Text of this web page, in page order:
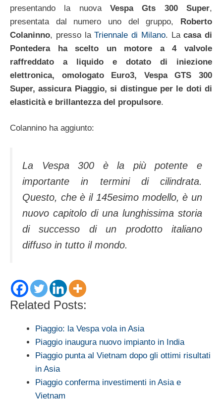
presentando la nuova Vespa Gts 300 Super,
presentata dal numero uno del gruppo, Roberto
Colaninno, presso laTriennale di Milano. Lacasa di
Pontedera ha scelto un motore a 4 valvole
raffreddato a liquido e dotato di iniezione
elettronica, omologato Euro3, Vespa GTS 300
Super, assicura Piaggio, si distingue per le doti di
elasticità e brillantezza del propulsore.
Colannino ha aggiunto:
La Vespa 300 è la più potente e
importante in termini di cilindrata.
Questo, che è il 145esimo modello, è un
nuovo capitolo di una lunghissima storia
di successo di un prodotto italiano
diffuso in tutto il mondo.
Related Posts:
Piaggio: la Vespa vola in Asia
Piaggio inaugura nuovo impianto in India
Piaggio punta al Vietnam dopo gli ottimi risultati
in Asia
Piaggio conferma investimenti in Asia e
Vietnam